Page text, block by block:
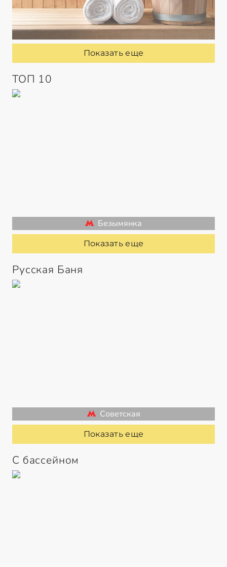
Показать еще
ТОП 10
Безымянка
Показать еще
Русская Баня
Советская
Показать еще
С бассейном